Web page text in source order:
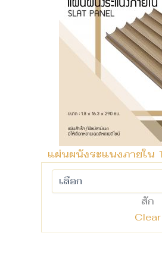
แผ่นผนังระแนงภายใน
สัก
Clear